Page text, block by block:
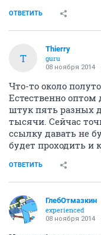
ОТВЕТИТЬ
T
Thierry
guru
08 ноября 2014
Что-то около
Естественно оптом
штук пять разных
тысячи. Сейчас
ссылку давать не
будет проходить и
ОТВЕТИТЬ
ГлебОтмазкин
experienced
08 ноября 2014